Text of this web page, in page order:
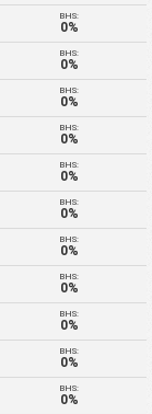
BHS:
0%
BHS:
0%
BHS:
0%
BHS:
0%
BHS:
0%
BHS:
0%
BHS:
0%
BHS:
0%
BHS:
0%
BHS:
0%
BHS:
0%